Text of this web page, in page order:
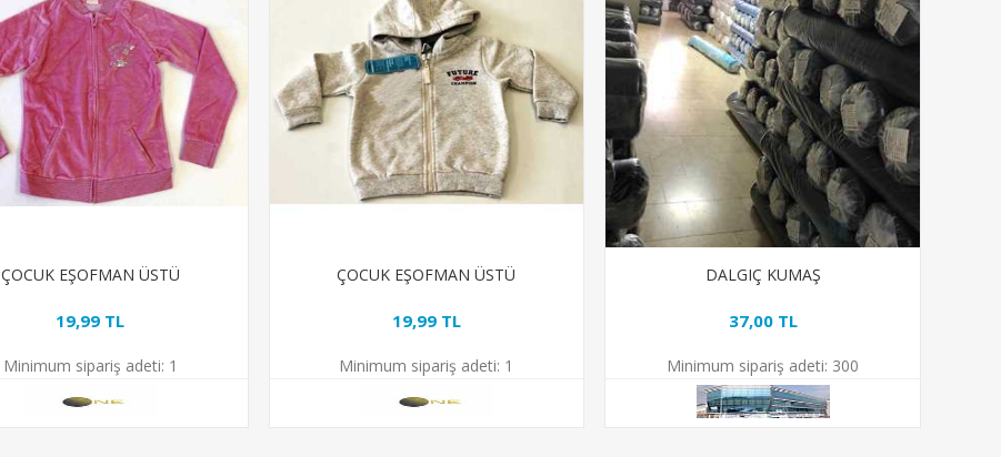
ÇOCUK EŞOFMAN ÜSTÜ
19,99 TL
Minimum sipariş adeti: 1
ÇOCUK EŞOFMAN ÜSTÜ
19,99 TL
Minimum sipariş adeti: 1
DALGIÇ KUMAŞ
37,00 TL
Minimum sipariş adeti: 300